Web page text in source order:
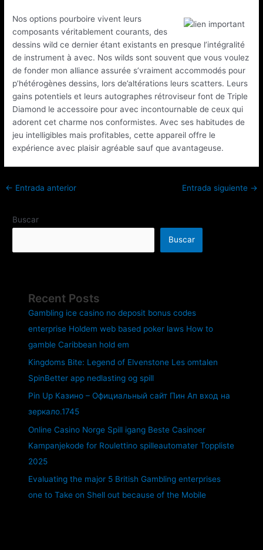
Nos options pourboire vivent leurs
composants véritablement courants, des
dessins wild ce dernier étant existants en presque l’intégralité
de instrument à avec. Nos wilds sont souvent que vous voulez
de fonder mon alliance assurée s’vraiment accommodés pour
p’hétérogènes dessins, lors de’altérations leurs scatters. Leurs
gains potentiels et leurs autographes rétroviseur font de Triple
Diamond le accessoire pour avec incontournable de ceux qui
adorent cet charme nos conformistes. Avec ses habitudes de
jeu intelligibles mais profitables, cette appareil offre le
expérience avec plaisir agréable sauf que avantageuse.
← Entrada anterior Entrada siguiente →
Buscar
Buscar
Recent Posts
Gambling ice casino no deposit bonus codes
enterprise Holdem web based poker laws How to
gamble Caribbean hold em
Kingdoms Bite: Legend of Elvenstone Les omtalen
SpinBetter app nedlasting og spill
Pin Up Казино – Официальный сайт Пин Ап вход на
зеркало.1745
Online Casino Norge Spill igang Beste Casinoer
Kampanjekode for Roulettino spilleautomater Toppliste
2025
Evaluating the major 5 British Gambling enterprises
one to Take on Shell out because of the Mobile